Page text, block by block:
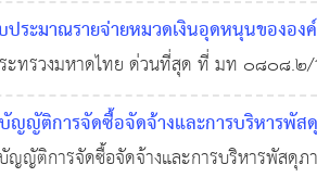
หารราชการส่วนท้องถิ่นที่จะขอพระราชทาน
ประมาณรายจ่ายหมวดเงินอุดหนุนของ
. 2561 0 14,418
ะทรวงมหาดไทย ด่วนที่สุด ที่ มท ๐๘๐๘.
ณรายจ่ายหมวดเงินอุดหนุนขององค์กรปกค
กจังหวัด อ้างถึง ๑. หนังสือกระทรวงมหา
ญญัติการจัดซื้อจัดจ้างและการบริหารพัส
ญญัติการจัดซื้อจัดจ้างและการบริหารพัสดุ